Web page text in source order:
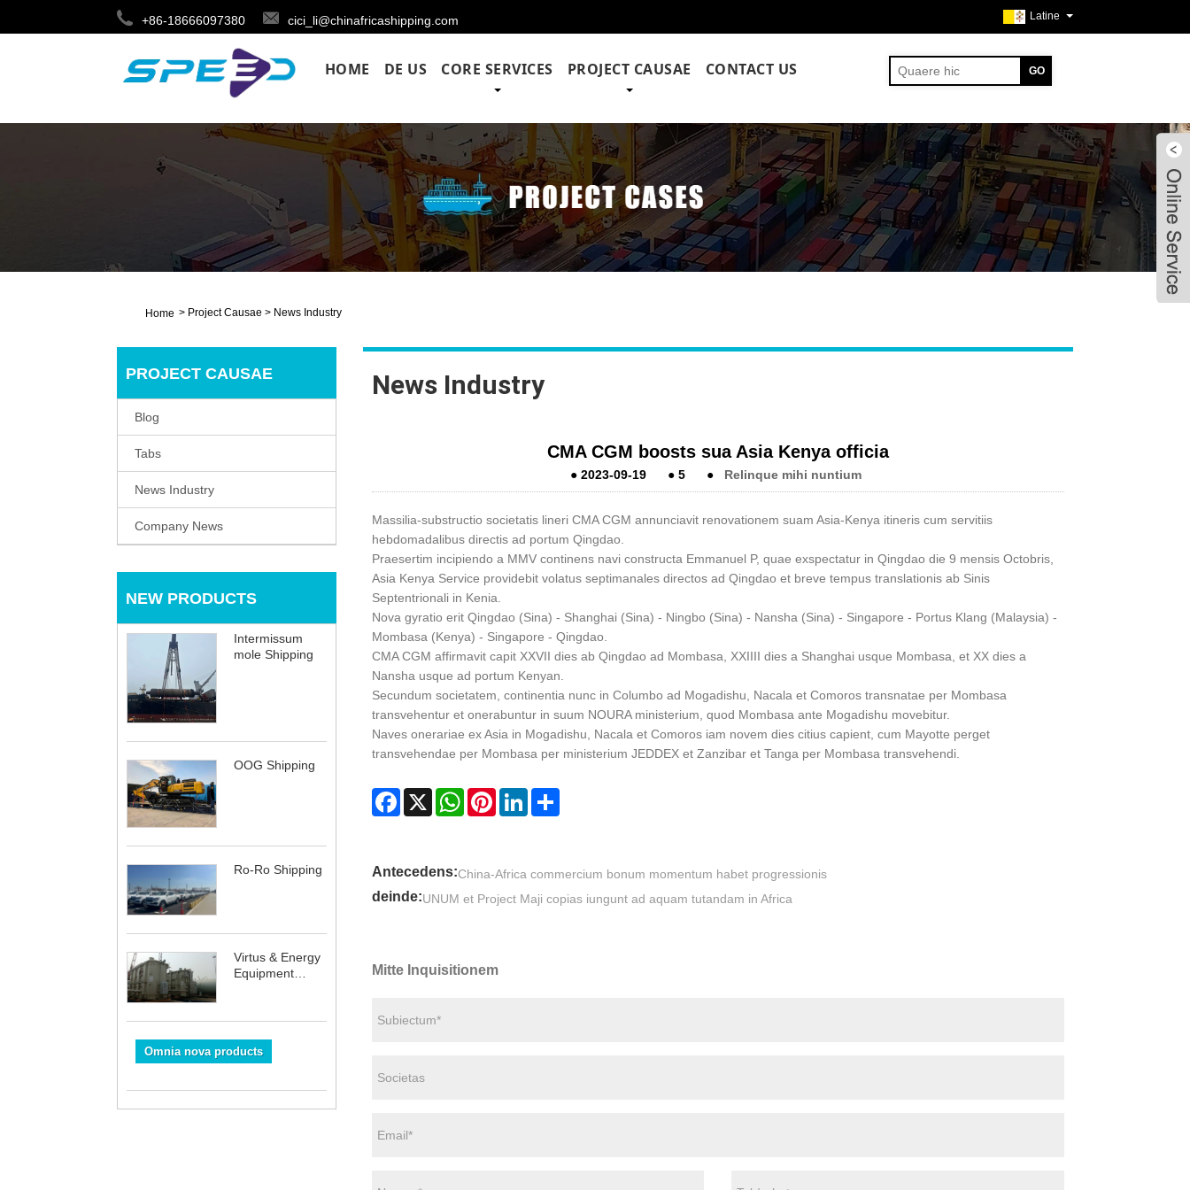
+86-18666097380 cici_li@chinafricashipping.com Latine
HOME DE US CORE SERVICES PROJECT CAUSAE CONTACT US
Home > Project Causae > News Industry
PROJECT CAUSAE
Blog
Tabs
News Industry
Company News
NEW PRODUCTS
Intermissum
mole Shipping
OOG Shipping
Ro-Ro Shipping
Virtus & Energy
Equipment
Omnia nova products
News Industry
CMA CGM boosts sua Asia Kenya officia
●2023-09-19 ●5 ● Relinque mihi nuntium
Massilia-substructio societatis lineri CMA CGM annunciavit renovationem suam Asia-Kenya itineris cum servitiis
hebdomadalibus directis ad portum Qingdao.
Praesertim incipiendo a MMV continens navi constructa Emmanuel P, quae exspectatur in Qingdao die 9 mensis Octobris,
Asia Kenya Service providebit volatus septimanales directos ad Qingdao et breve tempus translationis ab Sinis
Septentrionali in Kenia.
Nova gyratio erit Qingdao (Sina) - Shanghai (Sina) - Ningbo (Sina) - Nansha (Sina) - Singapore - Portus Klang (Malaysia) -
Mombasa (Kenya) - Singapore - Qingdao.
CMA CGM affirmavit capit XXVII dies ab Qingdao ad Mombasa, XXIIII dies a Shanghai usque Mombasa, et XX dies a
Nansha usque ad portum Kenyan.
Secundum societatem, continentia nunc in Columbo ad Mogadishu, Nacala et Comoros transnatae per Mombasa
transvehentur et onerabuntur in suum NOURA ministerium, quod Mombasa ante Mogadishu movebitur.
Naves onerariae ex Asia in Mogadishu, Nacala et Comoros iam novem dies citius capient, cum Mayotte perget
transvehendae per Mombasa per ministerium JEDDEX et Zanzibar et Tanga per Mombasa transvehendi.
Facebook
X WhatsAppPinterestLinkedInShare
Antecedens:China-Africa commercium bonum momentum habet progressionis
deinde:UNUM et Project Maji copias iungunt ad aquam tutandam in Africa
Mitte Inquisitionem